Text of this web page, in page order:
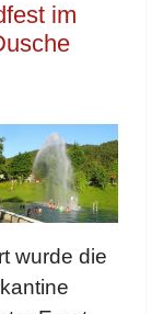
im
wurde die